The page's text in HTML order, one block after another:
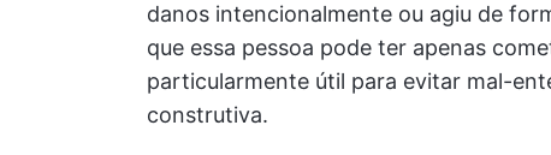
danos intencionalmente ou agiu de
que essa pessoa pode ter apenas
particularmente útil para evitar mal-
construtiva.